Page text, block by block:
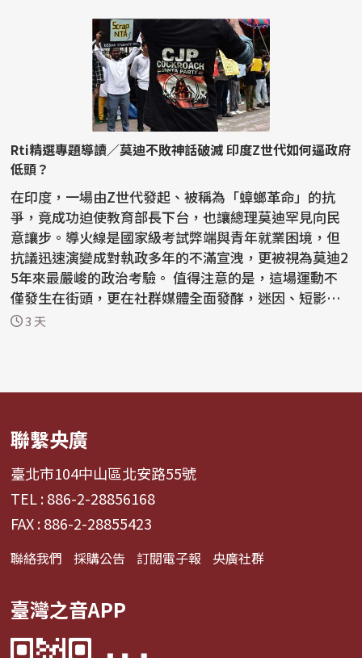
Rti精選專題導讀／莫迪不敗神話破滅 印度Z世代如何逼政府
低頭？
在印度，一場由Z世代發起、被稱為「蟑螂革命」的抗
爭，竟成功迫使教育部長下台，也讓總理莫迪罕見向民
意讓步。導火線是國家級考試弊端與青年就業困境，但
抗議迅速演變成對執政多年的不滿宣洩，更被視為莫迪2
5年來最嚴峻的政治考驗。 值得注意的是，這場運動不
僅發生在街頭，更在社群媒體全面發酵，迷因、短影音
與網路...
3 天
聯繫央廣
臺北市104中山區北安路55號
TEL : 886-2-28856168
FAX : 886-2-28855423
聯絡我們 採購公告 訂閱電子報 央廣社群
臺灣之音APP